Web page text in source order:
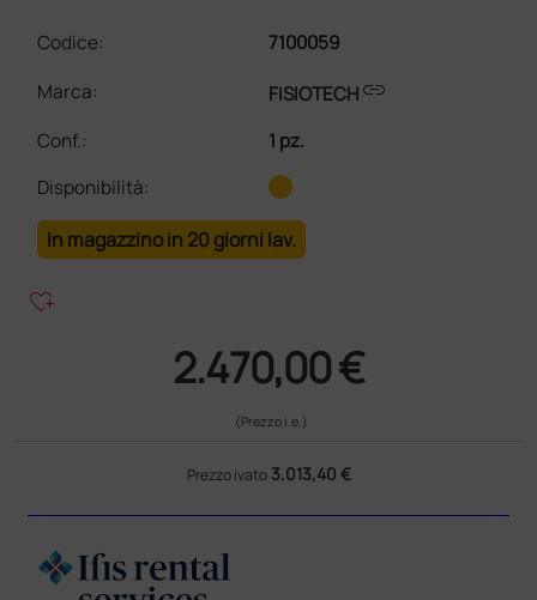
Codice:
7100059
Marca:
FISIOTECHlink
Conf.:
1 pz.
Disponibilità:
In magazzino in 20 giorni lav.
heart_plus
2.470,00 €
(Prezzo i.e.)
Prezzo ivato 3.013,40 €